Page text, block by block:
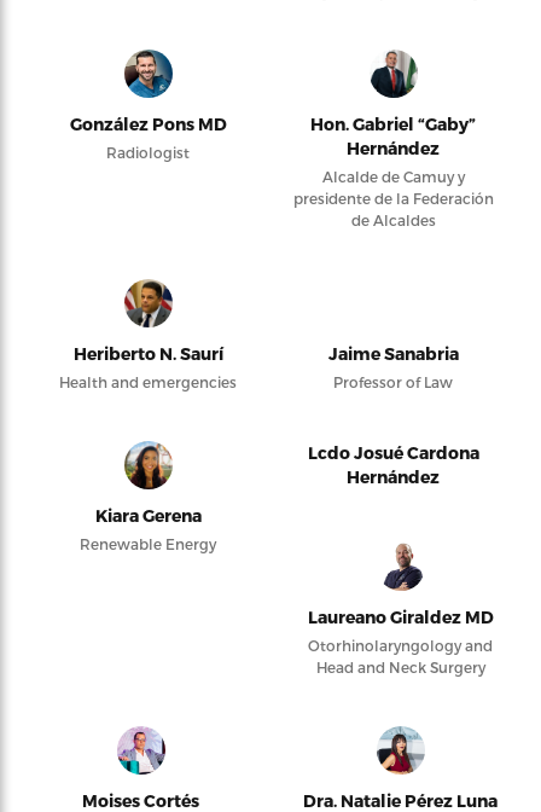
González Pons MD
Radiologist
Hon. Gabriel “Gaby”
Hernández
Alcalde de Camuy y
presidente de la Federación
de Alcaldes
Heriberto N. Saurí
Health and emergencies
Jaime Sanabria
Professor of Law
Kiara Gerena
Renewable Energy
Lcdo Josué Cardona
Hernández
Laureano Giraldez MD
Otorhinolaryngology and
Head and Neck Surgery
Moises Cortés Dra. Natalie Pérez Luna